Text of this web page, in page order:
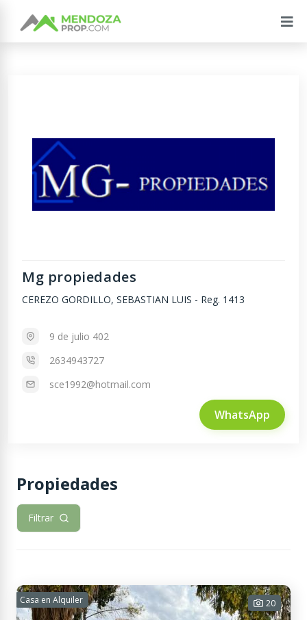
Mg propiedades
CEREZO GORDILLO, SEBASTIAN LUIS - Reg. 1413
9 de julio 402
2634943727
sce1992@hotmail.com
WhatsApp
Propiedades
Filtrar
Casa en Alquiler 20